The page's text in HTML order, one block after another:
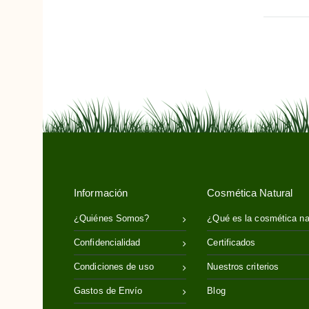
Geranio
Ginseng
Jojoba
Karité
Lima
Limón
Malva
Información
¿Quiénes Somos?
Confidencialidad
Condiciones de uso
Gastos de Envío
Cosmética Natural
¿Qué es la cosmética
Certificados
Nuestros criterios
Blog